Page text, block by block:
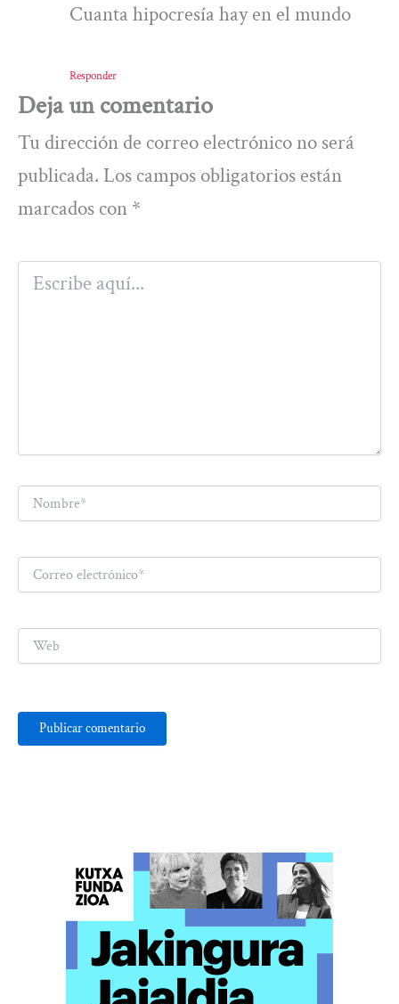
Cuanta hipocresía hay en el mundo
Responder
Deja un comentario
Tu dirección de correo electrónico no será
publicada. Los campos obligatorios están
marcados con *
Escribe
aquí...
Nombre*
Correo
electrónico*
Web